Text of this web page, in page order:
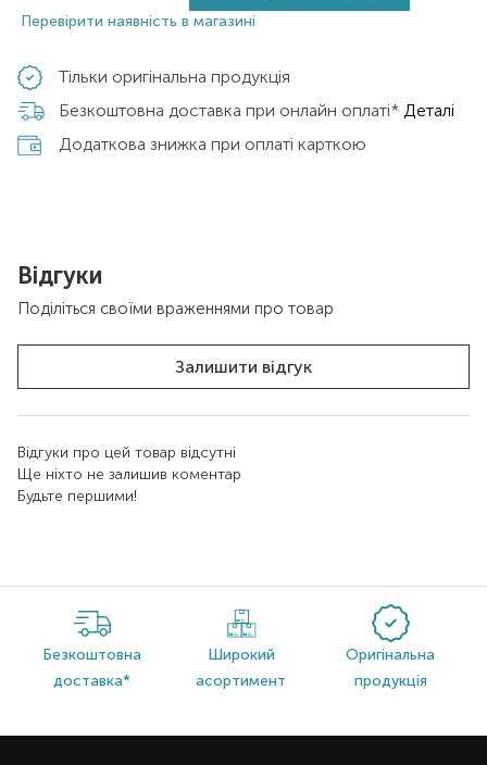
Перевірити наявність в магазині
Тільки оригінальна продукція
Безкоштовна доставка при онлайн оплаті* Деталі
Додаткова знижка при оплаті карткою
Відгуки
Поділіться своїми враженнями про товар
Залишити відгук
Відгуки про цей товар відсутні
Ще ніхто не залишив коментар
Будьте першими!
Безкоштовна
доставка*
Широкий
асортимент
Оригінальна
продукція